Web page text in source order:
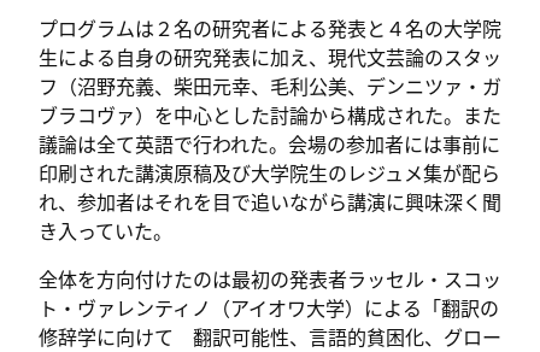
プログラムは２名の研究者による発表と４名の大学院
生による自身の研究発表に加え、現代文芸論のスタッ
フ（沼野充義、柴田元幸、毛利公美、デンニツァ・ガ
ブラコヴァ）を中心とした討論から構成された。また
議論は全て英語で行われた。会場の参加者には事前に
印刷された講演原稿及び大学院生のレジュメ集が配ら
れ、参加者はそれを目で追いながら講演に興味深く聞
き入っていた。
全体を方向付けたのは最初の発表者ラッセル・スコッ
ト・ヴァレンティノ（アイオワ大学）による「翻訳の
修辞学に向けて 翻訳可能性、言語的貧困化、グロー